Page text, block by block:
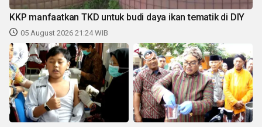
KKP manfaatkan TKD untuk budi daya ikan tematik di DIY
05 August 2026 21:24 WIB